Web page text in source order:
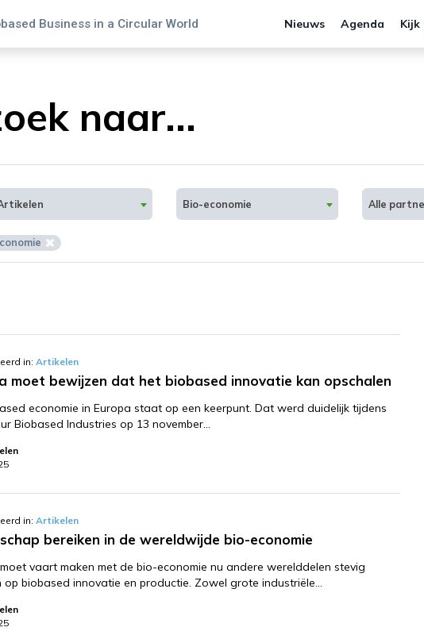
Business in a Circular World Nieuws Agenda Kijk
naar...
Bio-economie Alle
in: Artikelen
moet bewijzen dat het biobased innovatie kan opschalen
economie in Europa staat op een keerpunt. Dat werd duidelijk tijdens
Biobased Industries op 13 november…
in: Artikelen
bereiken in de wereldwijde bio-economie
vaart maken met de bio-economie nu andere werelddelen stevig
op biobased innovatie en productie. Zowel grote industriële…